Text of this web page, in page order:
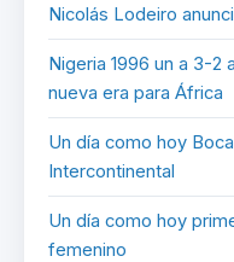
Nicolás Lodeiro
Nigeria 1996 un a 3-2
nueva era para África
Un día como hoy
Intercontinental
Un día como hoy
femenino